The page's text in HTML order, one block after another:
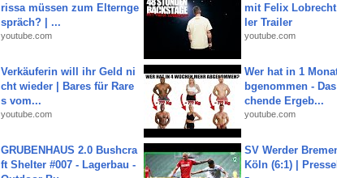
rissa müssen zum Elternge
spräch? | ...
youtube.com
mit Felix
ler Trailer
youtube.com
Verkäuferin will ihr Geld ni
cht wieder | Bares für Rare
s vom...
youtube.com
Wer hat in 1
bgenommen -
chende Ergeb...
youtube.com
GRUBENHAUS 2.0 Bushcra
ft Shelter #007 - Lagerbau -
SV Werder
Köln (6:1) |